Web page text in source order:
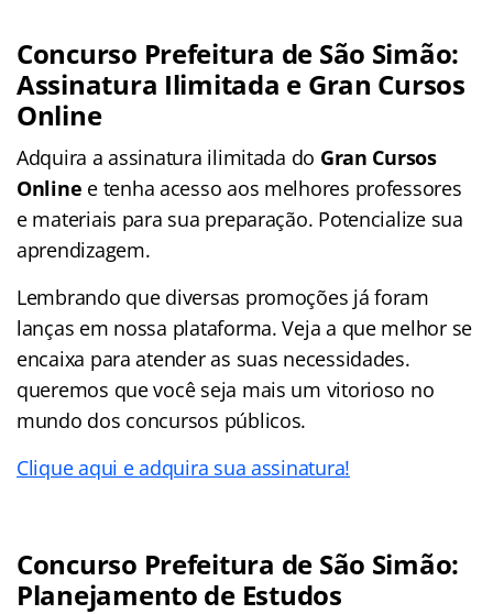
Concurso Prefeitura de São Simão:
Assinatura Ilimitada e Gran Cursos
Online
Adquira a assinatura ilimitada do Gran Cursos
Online e tenha acesso aos melhores professores
e materiais para sua preparação. Potencialize sua
aprendizagem.
Lembrando que diversas promoções já foram
lanças em nossa plataforma. Veja a que melhor se
encaixa para atender as suas necessidades.
queremos que você seja mais um vitorioso no
mundo dos concursos públicos.
Clique aqui e adquira sua assinatura!
Concurso Prefeitura de São Simão:
Planejamento de Estudos